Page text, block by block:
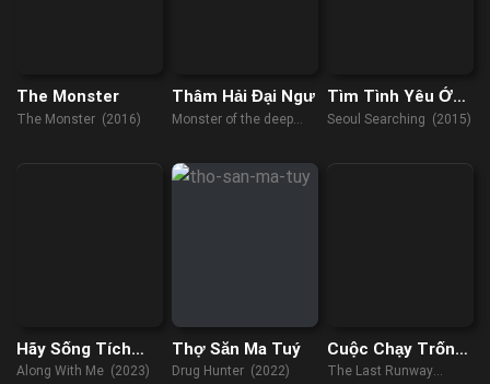
The Monster
The Monster (2016)
Thâm Hải Đại Ngư
Monster of the deep
Tìm Tình Yêu Ở
Seoul
Seoul Searching (2015)
Hãy Sống Tích
Cực Lên
Along With Me (2023)
Thợ Săn Ma Tuý
Drug Hunter (2022)
Cuộc Chạy Trốn
Sau Cùng
The Last Runway